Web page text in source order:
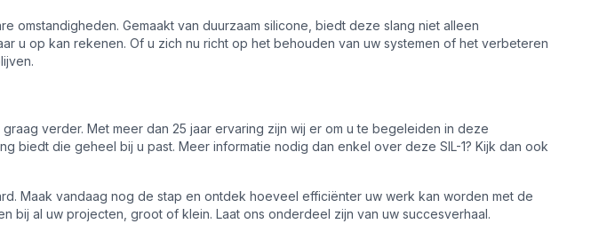
omstandigheden. Gemaakt van duurzaam silicone, biedt deze slang niet alleen
u op kan rekenen. Of u zich nu richt op het behouden van uw systemen of het verbeteren
verder. Met meer dan 25 jaar ervaring zijn wij er om u te begeleiden in deze
biedt die geheel bij u past. Meer informatie nodig dan enkel over deze SIL-1? Kijk dan ook
Maak vandaag nog de stap en ontdek hoeveel efficiënter uw werk kan worden met de
bij al uw projecten, groot of klein. Laat ons onderdeel zijn van uw succesverhaal.